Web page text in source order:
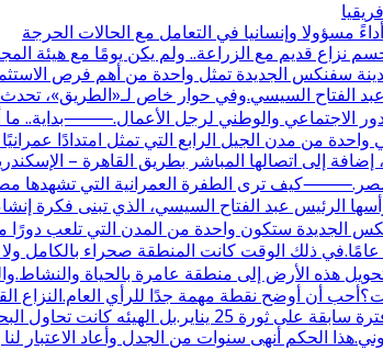
وإنسانيا في التعامل مع الحالات الحرجة
قديم مع الزراعة.. ولم يكن يومًا مع هيئة
مدينة سفنكس الجديدة تمثل واحدة من أهم فرص
عبد الفتاح السيسي.وفي حوار خاص لـ«الطريق»،
للدور الاجتماعي والوطني لرجل
إلى اتصالها المباشر بطريق القاهرة –
ترى الطفرة العمرانية التي تشهدها
الرئيس عبد الفتاح السيسي، الذي تبنى فكرة
الجديدة ستكون واحدة من المدن التي تلعب
كيف بدأت علاقتكم بها؟علاقتنا بالمنطقة تعود لأكثر من 30 عامًا.في ذلك
هذه الأرض إلى منطقة عامرة بالحياة
أن أوضح نقطة مهمة جدًا للرأي العام.النزاع
في أصلها كانت مع وزارة الزراعة واستصلاح
الحكم أنهى سنوات من الجدل وأعاد الاعتبار